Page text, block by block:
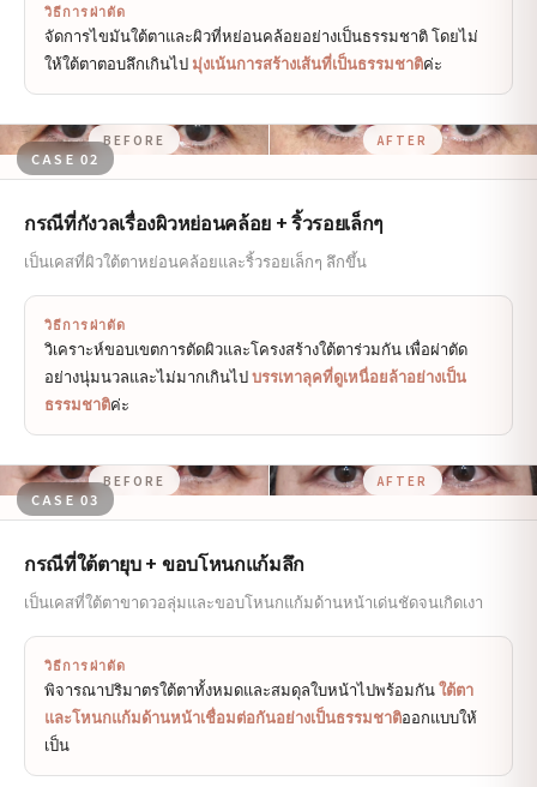
วิธีการผ่าตัด
จัดการไขมันใต้ตาและผิวที่หย่อนคล้อยอย่างเป็นธรรมชาติ โดยไม่
ให้ใต้ตาตอบลึกเกินไป มุ่งเน้นการสร้างเส้นที่เป็นธรรมชาติค่ะ
CASE 02
BEFORE AFTER
กรณีที่กังวลเรื่องผิวหย่อนคล้อย + ริ้วรอยเล็กๆ
เป็นเคสที่ผิวใต้ตาหย่อนคล้อยและริ้วรอยเล็กๆ ลึกขึ้น
วิธีการผ่าตัด
วิเคราะห์ขอบเขตการตัดผิวและโครงสร้างใต้ตาร่วมกัน เพื่อผ่าตัด
อย่างนุ่มนวลและไม่มากเกินไปบรรเทาลุคที่ดูเหนื่อยล้าอย่างเป็น
ธรรมชาติค่ะ
CASE 03
BEFORE AFTER
กรณีที่ใต้ตายุบ + ขอบโหนกแก้มลึก
เป็นเคสที่ใต้ตาขาดวอลุ่มและขอบโหนกแก้มด้านหน้าเด่นชัดจนเกิดเงา
วิธีการผ่าตัด
พิจารณาปริมาตรใต้ตาทั้งหมดและสมดุลใบหน้าไปพร้อมกันใต้ตา
และโหนกแก้มด้านหน้าเชื่อมต่อกันอย่างเป็นธรรมชาติออกแบบให้
เป็น